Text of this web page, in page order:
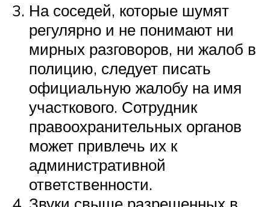
На соседей, которые шумят
регулярно и не понимают ни
мирных разговоров, ни жалоб в
полицию, следует писать
официальную жалобу на имя
участкового. Сотрудник
правоохранительных органов
может привлечь их к
административной
ответственности.